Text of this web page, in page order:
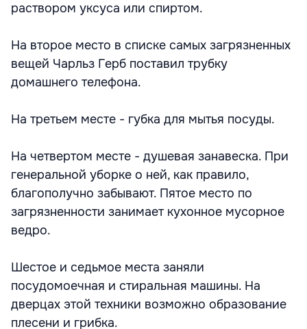
раствором уксуса или спиртом.
На второе место в списке самых загрязненных
вещей Чарльз Герб поставил трубку
домашнего телефона.
На третьем месте - губка для мытья посуды.
На четвертом месте - душевая занавеска. При
генеральной уборке о ней, как правило,
благополучно забывают. Пятое место по
загрязненности занимает кухонное мусорное
ведро.
Шестое и седьмое места заняли
посудомоечная и стиральная машины. На
дверцах этой техники возможно образование
плесени и грибка.